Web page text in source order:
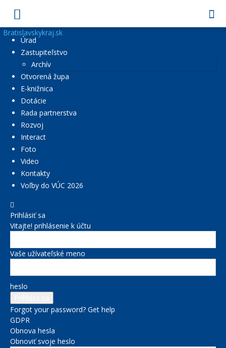
Bratislavskykraj.sk
Úrad
Zastupiteľstvo
Archív
Otvorená župa
E-knižnica
Dotácie
Rada partnerstva
Rozvoj
Interact
Foto
Video
Kontakty
Voľby do VÚC 2026
Prihlásiť sa
Vitajte! prihlásenie k účtu
Vaše užívateľské meno
heslo
Forgot your password? Get help
GDPR
Obnova hesla
Obnoviť svoje heslo